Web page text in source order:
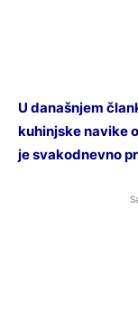
U današnjem
kuhinjske navike
je svakodnevno